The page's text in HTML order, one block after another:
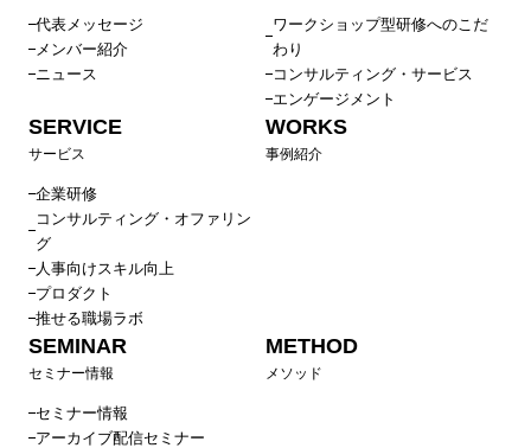
代表メッセージ
メンバー紹介
ニュース
ワークショップ型研修へのこだ
わり
コンサルティング・サービス
エンゲージメント
SERVICE
サービス
企業研修
コンサルティング・オファリン
グ
人事向けスキル向上
プロダクト
推せる職場ラボ
WORKS
事例紹介
SEMINAR
セミナー情報
セミナー情報
アーカイブ配信セミナー
METHOD
メソッド